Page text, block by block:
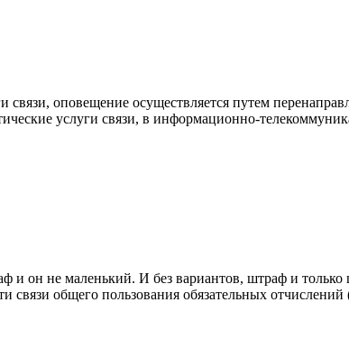
оповещение осуществляется путем
услуги связи, в информационно-
и он не маленький. И без вариантов, штраф и
связи общего пользования обязательных отчислений